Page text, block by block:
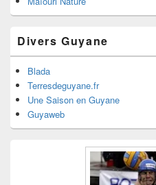
Divers Guyane
Blada
Terresdeguyane.fr
Une Saison en Guyane
Guyaweb